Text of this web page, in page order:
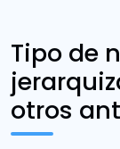
Tipo de
otros